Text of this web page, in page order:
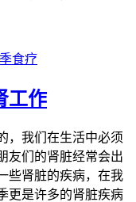
食疗
工作
，我们在生活中必须
友们的肾脏经常会出
些肾脏的疾病，在我
更是许多的肾脏疾病